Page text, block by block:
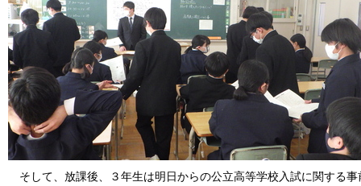
そして、放課後、３年生は明日からの公立高等学校入試に関する